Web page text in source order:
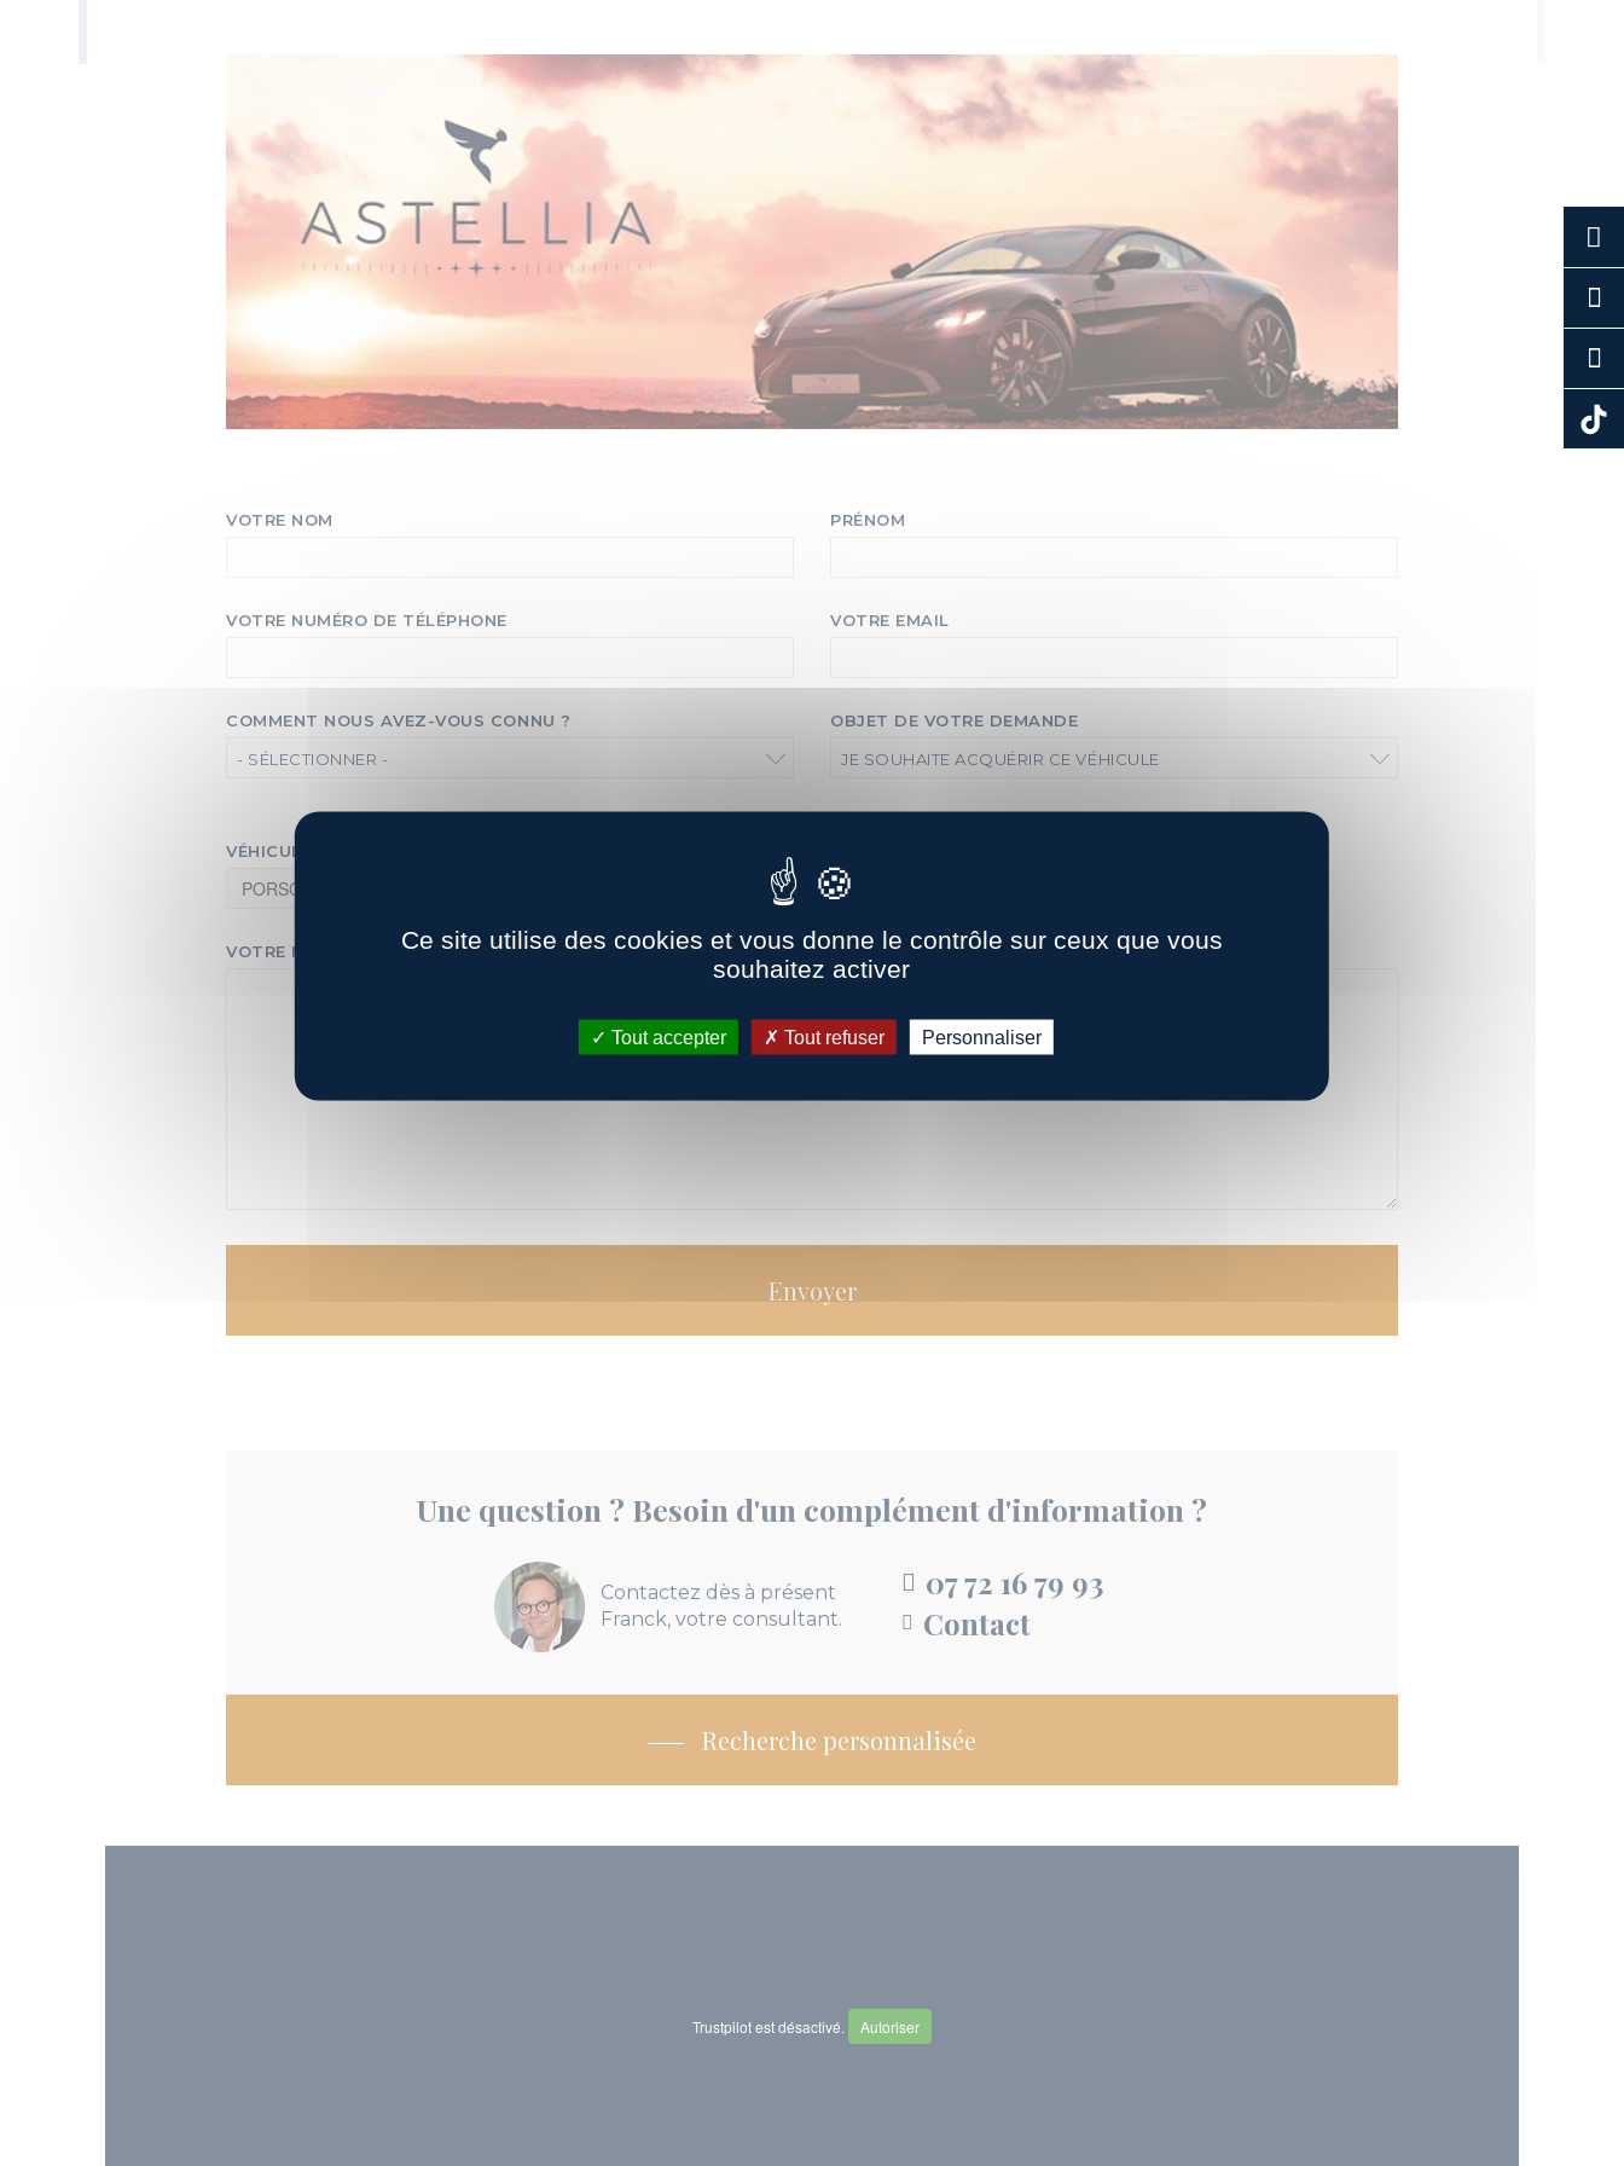
VOTRE NOM PRÉNOM
VOTRE NUMÉRO DE TÉLÉPHONE VOTRE EMAIL
COMMENT NOUS AVEZ-VOUS CONNU ?
- SÉLECTIONNER -
OBJET DE VOTRE DEMANDE
JE SOUHAITE ACQUÉRIR CE VÉHICULE
VÉHICULE QUI VOUS INTÉRESSE
VOTRE MESSAGE
Une question ? Besoin d'un complément d'information ?
Contactez dès à présent
Franck, votre consultant.
07 72 16 79 93
Contact
Recherche personnalisée
Trustpilot est désactivé. Autoriser
Ce site utilise des cookies et vous donne le contrôle sur ceux que vous
souhaitez activer
Tout accepter Tout refuser Personnaliser